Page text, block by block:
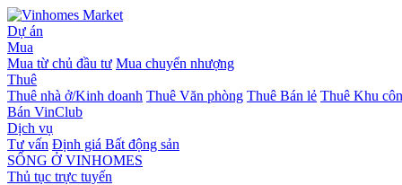
Dự án
Mua
Mua từ chủ đầu tư Mua chuyển nhượng
Thuê
Thuê nhà ở/Kinh doanh Thuê Văn phòng Thuê Bán lẻ Thuê Khu
Bán VinClub
Dịch vụ
Tư vấn Định giá Bất động sản
SỐNG Ở VINHOMES
Thủ tục trực tuyến